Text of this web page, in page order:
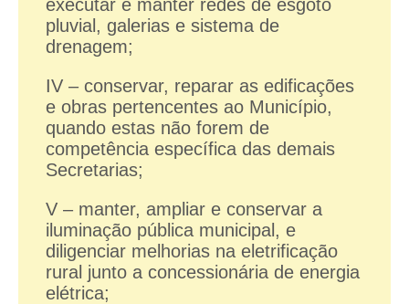
executar e manter redes de esgoto
pluvial, galerias e sistema de
drenagem;
IV – conservar, reparar as edificações
e obras pertencentes ao Município,
quando estas não forem de
competência específica das demais
Secretarias;
V – manter, ampliar e conservar a
iluminação pública municipal, e
diligenciar melhorias na eletrificação
rural junto a concessionária de energia
elétrica;